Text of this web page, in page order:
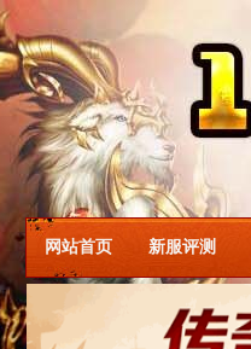
网站首页 新服评测